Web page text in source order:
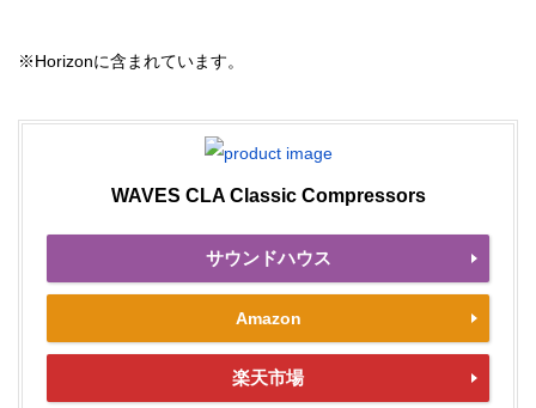
※Horizonに含まれています。
WAVES CLA Classic Compressors
サウンドハウス
Amazon
楽天市場